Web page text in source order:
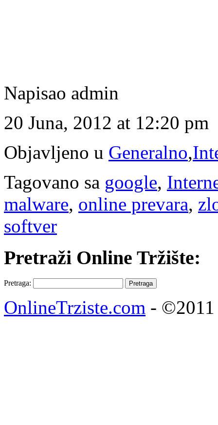
Napisao admin
20 Juna, 2012 at 12:20 pm
Objavljeno u Generalno,
Tagovano sa google,
malware, online prevara,
softver
Pretraži Online Tržište:
Pretraga:
OnlineTrziste.com - ©2011